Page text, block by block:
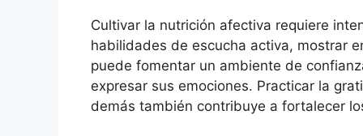
Cultivar la nutrición afectiva requiere
habilidades de escucha activa, mostrar
puede fomentar un ambiente de
expresar sus emociones. Practicar la
demás también contribuye a fortalecer